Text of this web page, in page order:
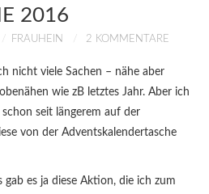
2016
FRAUHEIN 2 KOMMENTARE
nicht viele Sachen – nähe aber
wie zB letztes Jahr. Aber ich
seit längerem auf der
von der Adventskalendertasche
gab es ja diese Aktion, die ich zum